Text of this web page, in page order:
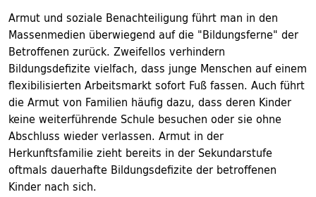
Armut und soziale Benachteiligung führt man in den
Massenmedien überwiegend auf die "Bildungsferne" der
Betroffenen zurück. Zweifellos verhindern
Bildungsdefizite vielfach, dass junge Menschen auf einem
flexibilisierten Arbeitsmarkt sofort Fuß fassen. Auch führt
die Armut von Familien häufig dazu, dass deren Kinder
keine weiterführende Schule besuchen oder sie ohne
Abschluss wieder verlassen. Armut in der
Herkunftsfamilie zieht bereits in der Sekundarstufe
oftmals dauerhafte Bildungsdefizite der betroffenen
Kinder nach sich.